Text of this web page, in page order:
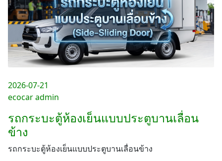
2026-07-21
ecocar admin
รถกระบะตู้ห้องเย็นแบบประตูบานเลื่อน
ข้าง
รถกระบะตู้ห้องเย็นแบบประตูบานเลื่อนข้าง